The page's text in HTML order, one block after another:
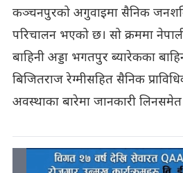
कञ्चनपुरको अगुवाइमा सैनिक
परिचालन भएको छ। सो क्रममा
बाहिनी अड्डा भगतपुर ब्यारेकका
बिजितराज रेग्मीसहित सैनिक
अवस्थाका बारेमा जानकारी